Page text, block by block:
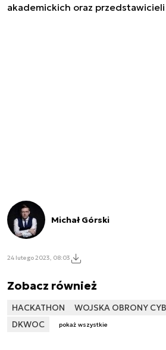
akademickich oraz przedstawicieli
Michał Górski
24 lutego 2023, 08:03
Zobacz również
HACKATHON
WOJSKA OBRONY
DKWOC
pokaż wszystkie